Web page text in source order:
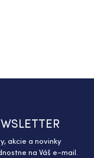
akcie a novinky
na Váš e-mail.